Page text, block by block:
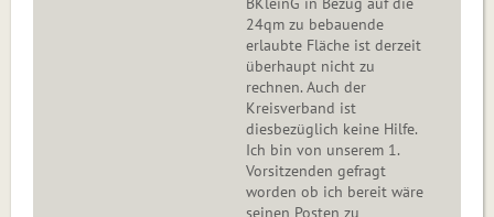
24qm zu bebauende
erlaubte Fläche ist derzeit
überhaupt nicht zu
rechnen. Auch der
Kreisverband ist
diesbezüglich keine Hilfe.
Ich bin von unserem 1.
Vorsitzenden gefragt
worden ob ich bereit wäre
seinen Posten zu